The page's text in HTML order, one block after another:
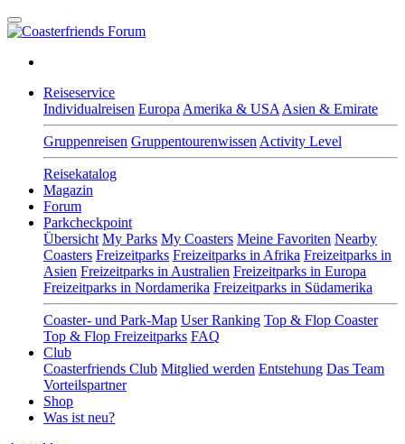
Reiseservice
Individualreisen Europa Amerika & USA Asien & Emirate
Gruppenreisen Gruppentourenwissen Activity Level
Reisekatalog
Magazin
Forum
Parkcheckpoint
Übersicht My Parks My Coasters Meine Favoriten Nearby
Coasters Freizeitparks Freizeitparks in Afrika Freizeitparks in
Asien Freizeitparks in Australien Freizeitparks in Europa
Freizeitparks in Nordamerika Freizeitparks in Südamerika
Coaster- und Park-Map User Ranking Top & Flop Coaster
Top & Flop Freizeitparks FAQ
Club
Coasterfriends Club Mitglied werden Entstehung Das Team
Vorteilspartner
Shop
Was ist neu?